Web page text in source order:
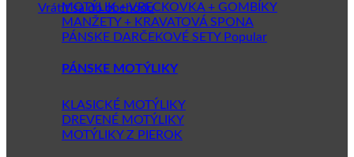
Vrátiť sa do obchodu
MOTÝLIK + VRECKOVKA + GOMBÍKY
MANŽETY + KRAVATOVÁ SPONA
PÁNSKE DARČEKOVÉ SETY
PÁNSKE MOTÝLIKY
KLASICKÉ MOTÝLIKY
DREVENÉ MOTÝLIKY
MOTÝLIKY Z PIEROK